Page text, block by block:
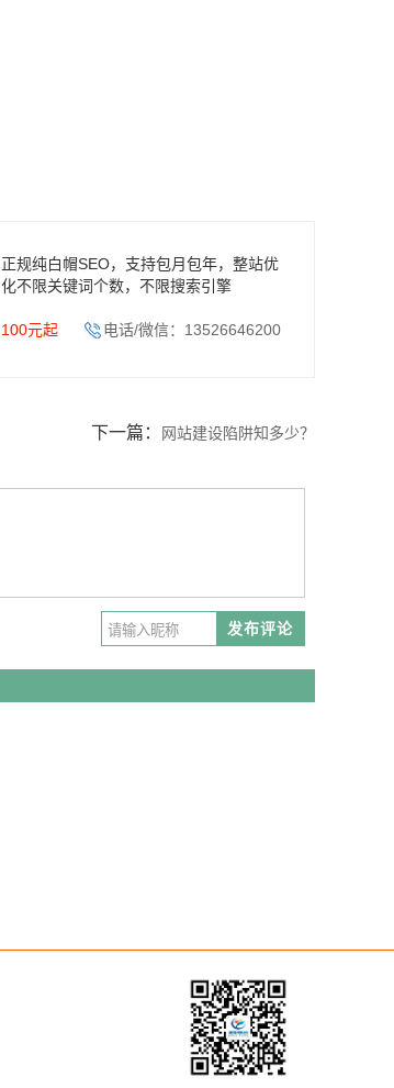
正规纯白帽SEO，支持包月包年，整站优
化不限关键词个数，不限搜索引擎
100元起 电话/微信：13526646200
下一篇： 网站建设陷阱知多少？
发布评论